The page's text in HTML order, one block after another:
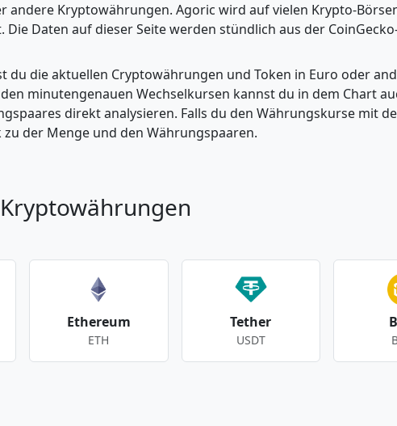
andere Kryptowährungen. Agoric wird auf vielen Krypto-
Die Daten auf dieser Seite werden stündlich aus der
du die aktuellen Cryptowährungen und Token in Euro oder
minutengenauen Wechselkursen kannst du in dem Chart
direkt analysieren. Falls du den Währungskurse mit
der Menge und den Währungspaaren.
Ethereum
ETH
Tether
USDT